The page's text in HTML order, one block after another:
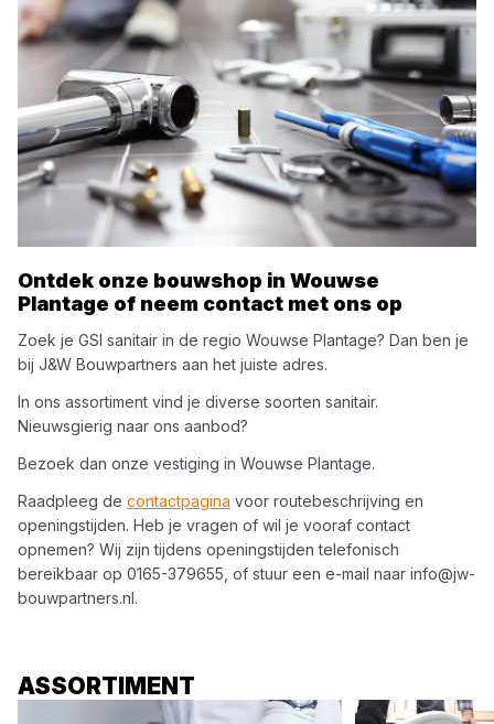
Ontdek onze bouwshop in Wouwse
Plantage of neem contact met ons op
Zoek je GSI sanitair in de regio Wouwse Plantage? Dan ben je
bij J&W Bouwpartners aan het juiste adres.
In ons assortiment vind je diverse soorten sanitair.
Nieuwsgierig naar ons aanbod?
Bezoek dan onze vestiging in Wouwse Plantage.
Raadpleeg de contactpagina voor routebeschrijving en
openingstijden. Heb je vragen of wil je vooraf contact
opnemen? Wij zijn tijdens openingstijden telefonisch
bereikbaar op 0165-379655 , of stuur een e-mail naar info@jw-
bouwpartners.nl.
ASSORTIMENT